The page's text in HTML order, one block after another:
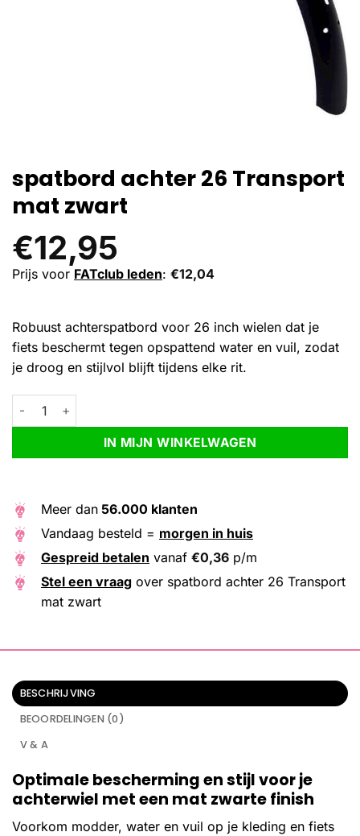
spatbord achter 26 Transport
mat zwart
€12,95
Prijs voor FATclub leden: €12,04
Robuust achterspatbord voor 26 inch wielen dat je
fiets beschermt tegen opspattend water en vuil, zodat
je droog en stijlvol blijft tijdens elke rit.
spatbord achter 26 Transport mat zwart aantal
IN MIJN WINKELWAGEN
Alternative:
Meer dan 56.000 klanten
Vandaag besteld = morgen in huis
Gespreid betalen vanaf €0,36 p/m
Stel een vraag over spatbord achter 26 Transport
mat zwart
BESCHRIJVING
BEOORDELINGEN (0)
V & A
Optimale bescherming en stijl voor je
achterwiel met een mat zwarte finish
Voorkom modder, water en vuil op je kleding en fiets